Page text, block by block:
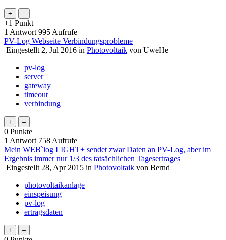
+1 Punkt
1 Antwort 995 Aufrufe
PV-Log Webseite Verbindungsprobleme
Eingestellt 2, Jul 2016 in Photovoltaik von UweHe
pv-log
server
gateway
timeout
verbindung
0 Punkte
1 Antwort 758 Aufrufe
Mein WEB`log LIGHT+ sendet zwar Daten an PV-Log, aber im
Ergebnis immer nur 1/3 des tatsächlichen Tagesertrages
Eingestellt 28, Apr 2015 in Photovoltaik von Bernd
photovoltaikanlage
einspeisung
pv-log
ertragsdaten